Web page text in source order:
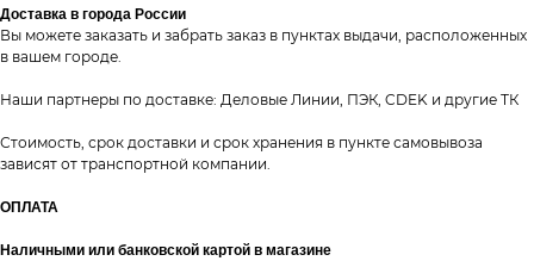
Доставка в города России
Вы можете заказать и забрать заказ в пунктах выдачи, расположенных
в вашем городе.
Наши партнеры по доставке: Деловые Линии, ПЭК, CDEK и другие ТК
Стоимость, срок доставки и срок хранения в пункте самовывоза
зависят от транспортной компании.
ОПЛАТА
Наличными или банковской картой в магазине